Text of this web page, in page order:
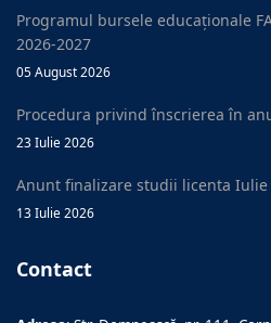
Programul bursele educaționale
2026-2027
05 August 2026
Procedura privind înscrierea în
23 Iulie 2026
Anunt finalizare studii licenta Iulie
13 Iulie 2026
Contact